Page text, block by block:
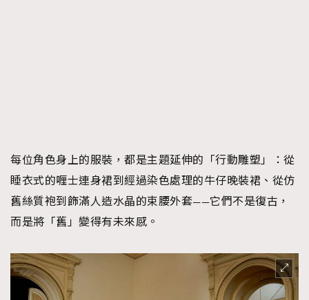
每位角色身上的服裝，都是主題延伸的「行動雕塑」：從
睡衣式的喱士連身裙到經過染色處理的牛仔晚裝裙、從仿
舊絲質袍到飾滿人造水晶的束腰外套——它們不是復古，
而是將「舊」變得有未來感。